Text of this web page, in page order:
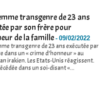
transgenre de 23 ans
par son frère pour
de la famille - 09/02/2022
transgenre de 23 ans exécutée par
dans un « crime d’honneur » au
irakien. Les Etats-Unis réagissent.
dans un soi-disant «...